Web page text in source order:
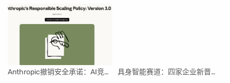
Anthropic撤销安全承诺：AI竞赛中的伦理与商业博弈 具身智能赛道：四家企业新晋独角兽，融资竞速背后